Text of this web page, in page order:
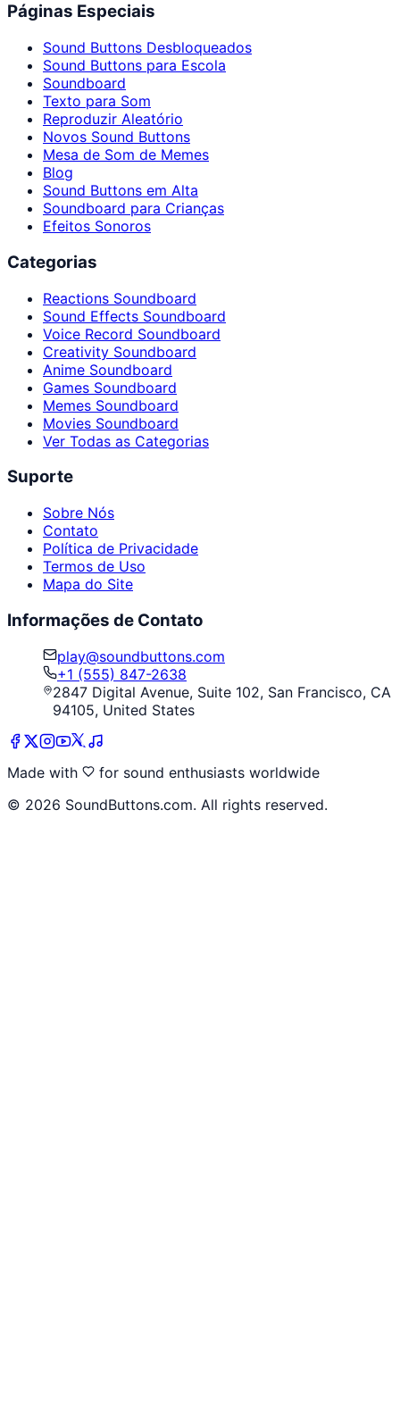
Páginas Especiais
Sound Buttons Desbloqueados
Sound Buttons para Escola
Soundboard
Texto para Som
Reproduzir Aleatório
Novos Sound Buttons
Mesa de Som de Memes
Blog
Sound Buttons em Alta
Soundboard para Crianças
Efeitos Sonoros
Categorias
Reactions Soundboard
Sound Effects Soundboard
Voice Record Soundboard
Creativity Soundboard
Anime Soundboard
Games Soundboard
Memes Soundboard
Movies Soundboard
Ver Todas as Categorias
Suporte
Sobre Nós
Contato
Política de Privacidade
Termos de Uso
Mapa do Site
Informações de Contato
play@soundbuttons.com
+1 (555) 847-2638
2847 Digital Avenue, Suite 102, San Francisco, CA
94105, United States
Made with
for sound enthusiasts worldwide
© 2026 SoundButtons.com. All rights reserved.